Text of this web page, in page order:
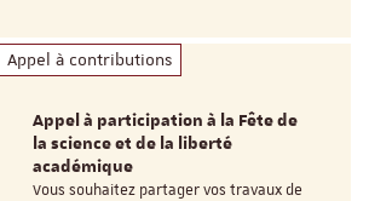
Appel à contributions
Appel à participation à la Fête de
la science et de la liberté
académique
Vous souhaitez partager vos travaux de